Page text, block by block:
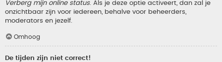
Verberg mijn online status. Als je deze optie activeert, dan zal je
onzichtbaar zijn voor iedereen, behalve voor beheerders,
moderators en jezelf.
Omhoog
De tijden zijn niet correct!